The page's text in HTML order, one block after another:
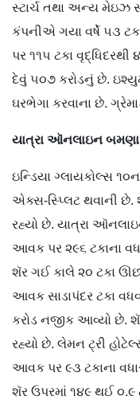
સ્ટાર્ચ તથા અન્ય મેઇઝ
કંપનીએ ગયા વર્ષે ૫૩
પર ૧૧૫ ટકા વૃદ્ધિદરથી
દેવું ૫૦૭ કરોડનું છે.
ઘરભેગા કરવાના છે.
યાત્રા ઑનલાઇન બમણા
ઇન્ડિયા ગ્લાયકોલ્સ
એક્સ-સ્પ્લિટ થવાની છે.
રહ્યો છે. યાત્રા ઑનલાઇન
આવક પર ૨૯૬ ટકાના
શૅર ગઈ કાલે ૨૦ ટકા
આવક સાડાપંદર ટકા
કરોડ નજીક આવ્યો છે.
રહ્યો છે. લેમન ટ્રી
આવક પર ૯૩ ટકાના
શૅર ઉપરમાં ૧૪૯ થઈ ૦.૯